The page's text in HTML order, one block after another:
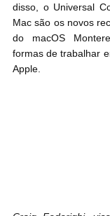
disso, o Universal
Mac são os novos
do macOS
formas de trabalhar
Apple.